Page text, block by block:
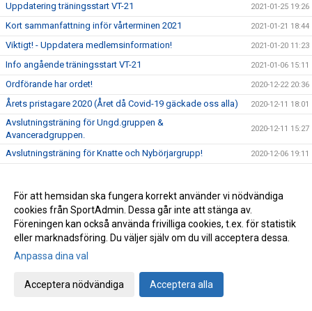
Uppdatering träningsstart VT-21 2021-01-25 19:26
Kort sammanfattning inför vårterminen 2021 2021-01-21 18:44
Viktigt! - Uppdatera medlemsinformation! 2021-01-20 11:23
Info angående träningsstart VT-21 2021-01-06 15:11
Ordförande har ordet! 2020-12-22 20:36
Årets pristagare 2020 (Året då Covid-19 gäckade oss alla) 2020-12-11 18:01
Avslutningsträning för Ungd.gruppen &
Avanceradgruppen.
2020-12-11 15:27
Avslutningsträning för Knatte och Nybörjargrupp! 2020-12-06 19:11
Missa inte klubbens Träningsbingo! 2020-12-01 21:48
Ny uppdaterad info kring Covid-19 och vår träning HT-20! 2020-11-24 21:02
Ny info angående träning och träningstider! 2020-11-03 17:20
Uppdaterad info kring Covid-19
Träning på Höstlovet?
För att hemsidan ska fungera korrekt använder vi nödvändiga
cookies från SportAdmin. Dessa går inte att stänga av.
Föreningen kan också använda frivilliga cookies, t.ex. för statistik
eller marknadsföring. Du väljer själv om du vill acceptera dessa.
Anpassa dina val
Acceptera nödvändiga Acceptera alla